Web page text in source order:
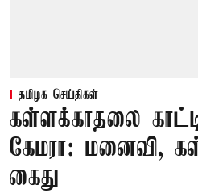
தமிழக செய்திகள்
கள்ளக்காதலை
கேமரா: மனைவி,
கைது